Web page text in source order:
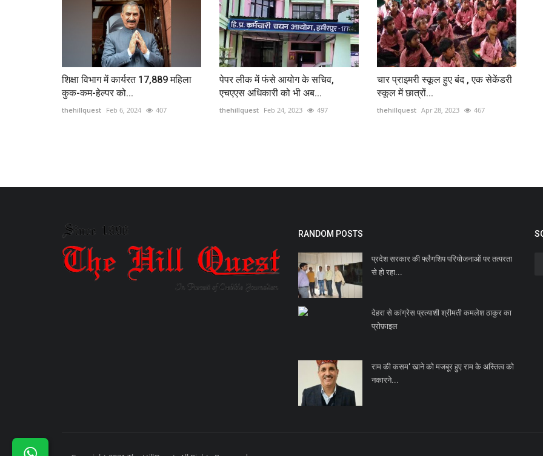
शिक्षा विभाग में कार्यरत 17,889 महिला
कुक-कम-हेल्पर को...
thehillquest Feb 6, 2024 407
पेपर लीक में फंसे आयोग के सचिव,
एचएएस अधिकारी को भी अब...
thehillquest Feb 24, 2023 497
चार प्राइमरी स्कूल हुए बंद , एक सेकेंडरी
स्कूल में छात्रों...
thehillquest Apr 28, 2023 467
RANDOM POSTS
प्रदेश सरकार की फ्लैगशिप परियोजनाओं पर तत्परता
से हो रहा...
देहरा से कांग्रेस प्रत्याशी श्रीमती कमलेश ठाकुर का
प्रोफ़ाइल
राम की कसम' खाने को मजबूर हुए राम के अस्तित्व को
नकारने...